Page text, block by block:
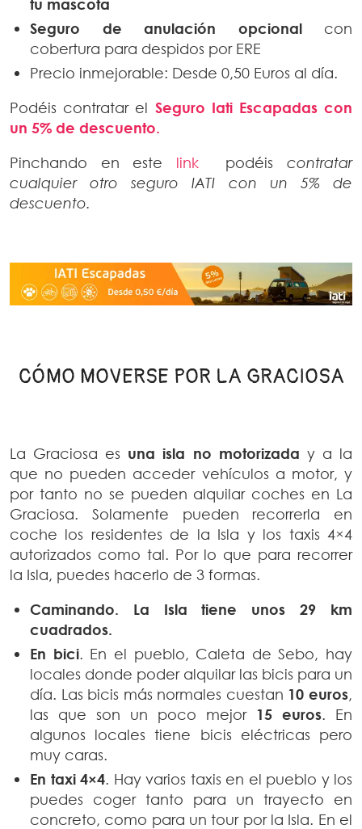
tu mascota
Seguro de anulación opcionalcon
cobertura para despidos por ERE
Precio inmejorable: Desde 0,50 Euros al día.
Podéis contratar el Seguro Iati Escapadas con
un 5% de descuento.
Pinchando en este link podéiscontratar
cualquier otro seguro IATI con un 5% de
descuento.
CÓMO MOVERSE POR LA GRACIOSA
La Graciosa es una isla no motorizada y a la
que no pueden acceder vehículos a motor, y
por tanto no se pueden alquilar coches en La
Graciosa. Solamente pueden recorrerla en
coche los residentes de la Isla y los taxis 4×4
autorizados como tal. Por lo que para recorrer
la Isla, puedes hacerlo de 3 formas.
Caminando. La Isla tiene unos 29 km
cuadrados.
En bici. En el pueblo, Caleta de Sebo, hay
locales donde poder alquilar las bicis para un
día. Las bicis más normales cuestan 10 euros,
las que son un poco mejor 15 euros. En
algunos locales tiene bicis eléctricas pero
muy caras.
En taxi 4×4. Hay varios taxis en el pueblo y los
puedes coger tanto para un trayecto en
concreto, como para un tour por la Isla. En el